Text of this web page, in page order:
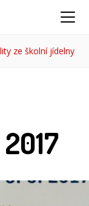
ze školní jídelny